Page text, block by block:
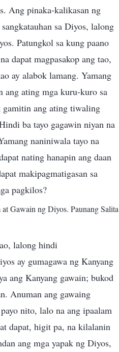
Ang pinaka-kalikasan ng
sa Diyos, lalong
Patungkol sa kung paano
dapat magpasakop ang tao,
ay alabok lamang. Yamang
ang ating mga kuru-kuro sa
gamitin ang ating tiwaling
ba tayo gagawin niyan na
naniniwala tayo na
nating hanapin ang daan
makipagmatigasan sa
pagkilos?
Gawain ng Diyos. Paunang Salita
lalong hindi
ay gumagawa ng Kanyang
ang Kanyang gawain; bukod
Anuman ang gawaing
nito, lalo na ang ipaalam
dapat, higit pa, na kilalanin
ang mga yapak ng Diyos,